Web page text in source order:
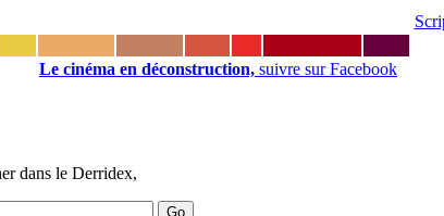
Le cinéma en déconstruction, suivre sur Facebook
dans le Derridex,